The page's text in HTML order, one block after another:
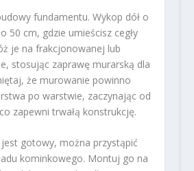
fundamentu. Wykop dół o
50 cm, gdzie umieścisz cegły
je na frakcjonowanej lub
stosując zaprawę murarską dla
że murowanie powinno
po warstwie, zaczynając od
zapewni trwałą konstrukcję.
gotowy, można przystąpić
kominkowego. Montuj go na